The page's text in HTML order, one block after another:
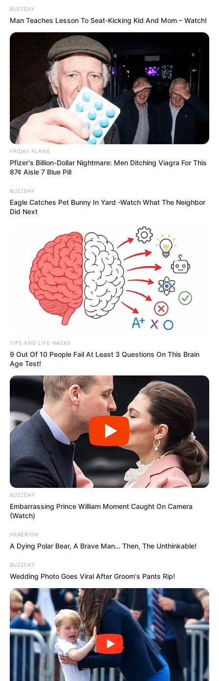
BUZZDAY
Man Teaches Lesson To Seat-Kicking Kid And Mom – Watch!
FRIDAY PLANS
Pfizer's Billion-Dollar Nightmare: Men Ditching Viagra For This
87¢ Aisle 7 Blue Pill
BUZZDAY
Eagle Catches Pet Bunny In Yard -Watch What The Neighbor
Did Next
TIPS AND LIFE HACKS
9 Out Of 10 People Fail At Least 3 Questions On This Brain
Age Test!
BUZZDAY
Embarrassing Prince William Moment Caught On Camera
(Watch)
HABERION
A Dying Polar Bear, A Brave Man… Then, The Unthinkable!
BUZZDAY
Wedding Photo Goes Viral After Groom's Pants Rip!